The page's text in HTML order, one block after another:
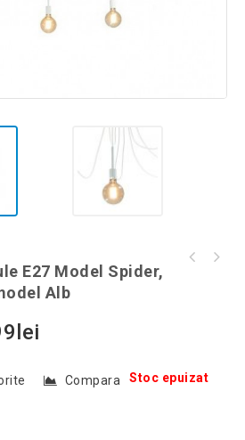
E27 Model Spider,
Alb
lei
Stoc epuizat
Compara